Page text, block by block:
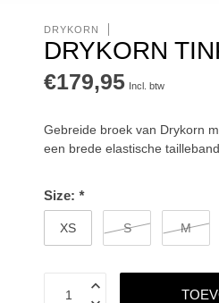
DRYKORN
DRYKORN
€179,95 Incl. btw
Gebreide broek van Drykorn
een brede elastische
Size:*
XS S M